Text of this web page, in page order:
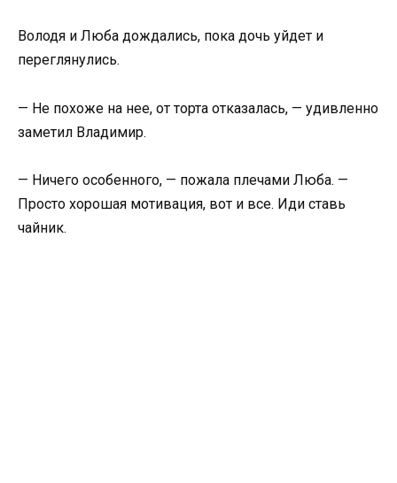
Володя и Люба дождались, пока дочь уйдет и
переглянулись.
— Не похоже на нее, от торта отказалась, — удивленно
заметил Владимир.
— Ничего особенного, — пожала плечами Люба. —
Просто хорошая мотивация, вот и все. Иди ставь
чайник.